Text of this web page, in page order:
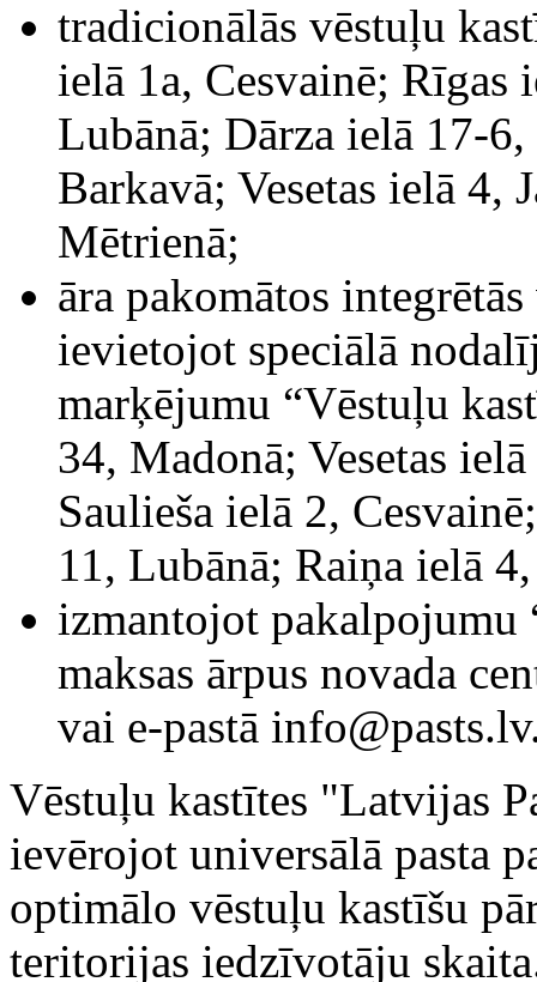
tradicionālās vēstuļu
ielā 1a, Cesvainē;
Lubānā; Dārza ielā 17-
Barkavā; Vesetas ielā 4,
Mētrienā;
āra pakomātos
ievietojot speciālā
marķējumu “Vēstuļu
34, Madonā; Vesetas
Saulieša ielā 2,
11, Lubānā; Raiņa ielā
izmantojot pakalpojumu
maksas ārpus novada
vai e-pastā
Vēstuļu kastītes "Latvijas
ievērojot universālā pasta
optimālo vēstuļu kastīšu
teritorijas iedzīvotāju